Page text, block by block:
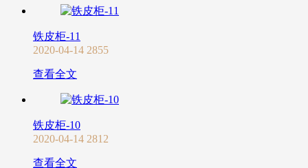
铁皮柜-11
2020-04-14 2855
查看全文
铁皮柜-10
2020-04-14 2812
查看全文